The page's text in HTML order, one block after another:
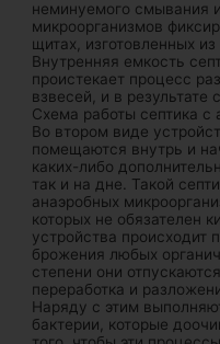
неминуемого смывания
микроорганизмов
щитах, изготовленных
Внутренняя емкость
проистекает процесс
взвесей, и в результате
Схема работы септика с
Во втором виде
помещаются внутрь и
каких-либо
так и на дне. Такой
анаэробных
которых не обязателен
устройства происходит
брожения любых
степени они
переработка и
Наряду с этим
бактерии, которые